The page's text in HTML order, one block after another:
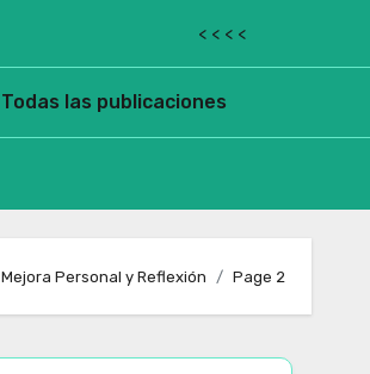
< < < <
Todas las publicaciones
Mejora Personal y Reflexión Page 2